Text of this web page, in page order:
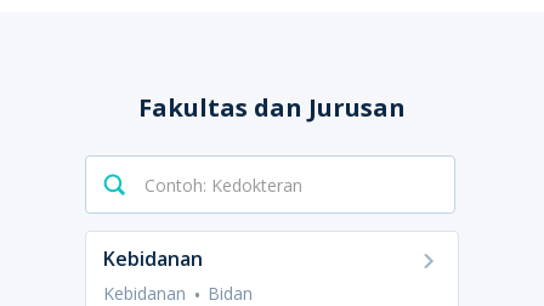
Fakultas dan Jurusan
Kebidanan
Kebidanan Bidan